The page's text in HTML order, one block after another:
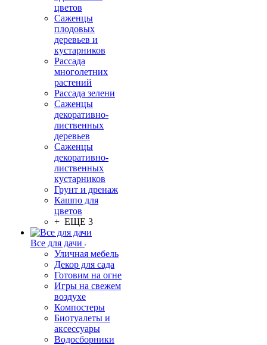
цветов
Саженцы
плодовых
деревьев и
кустарников
Рассада
многолетних
растений
Рассада зелени
Саженцы
декоративно-
лиственных
деревьев
Саженцы
декоративно-
лиственных
кустарников
Грунт и дренаж
Кашпо для
цветов
+ ЕЩЕ 3
Все для дачи
Уличная мебель
Декор для сада
Готовим на огне
Игры на свежем
воздухе
Компостеры
Биотуалеты и
аксессуары
Водосборники